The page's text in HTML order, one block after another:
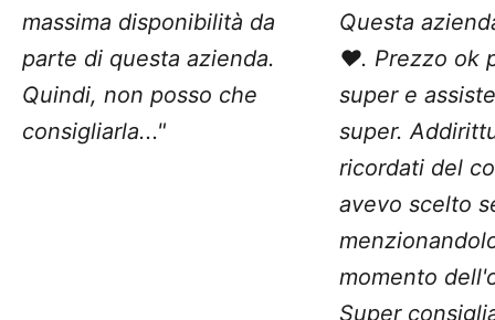
massima disponibilità da
parte di questa azienda.
Quindi, non posso che
consigliarla..."
Questa
❤️. Prezzo ok
super e
super.
ricordati del
avevo scelto
momento
Super